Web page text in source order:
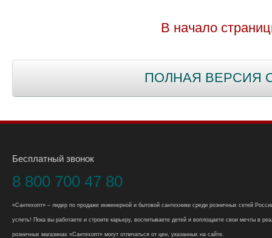
В начало
ПОЛНАЯ ВЕРСИЯ
Бесплатный звонок
8 800 700 47 80
«Сантехопт» – лидер по продаже инженерной и бытовой сантехники среди розничных сетей
успеть! Пока вы работаете и строите карьеру, воспитываете детей и воплощаете свои мечты в
розничных магазинах «Сантехопт» могут отличаться от цен, указанных на сайте.